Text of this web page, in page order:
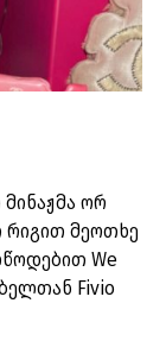
ორ
რიგით მეოთხე
We
Fivio